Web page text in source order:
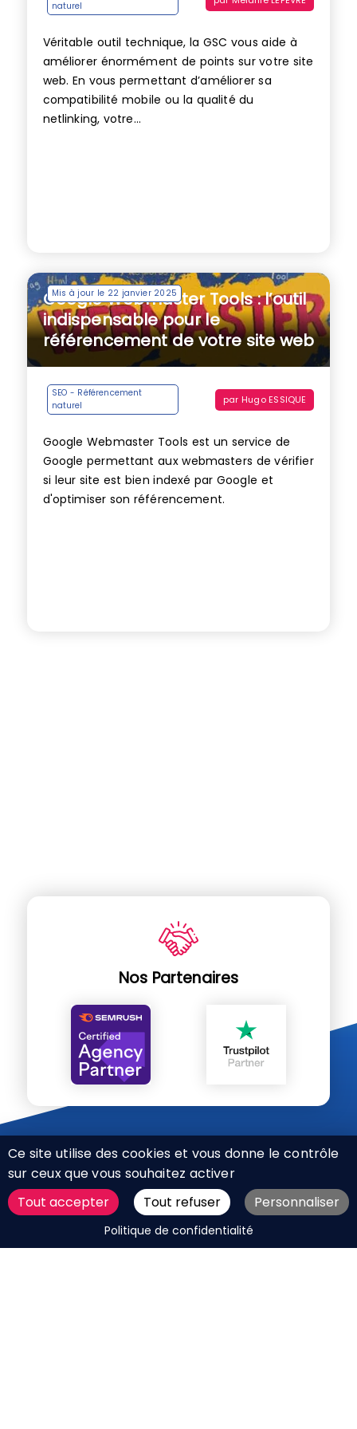
naturel
Véritable outil technique, la GSC vous aide à
améliorer énormément de points sur votre site
web. En vous permettant d’améliorer sa
compatibilité mobile ou la qualité du
netlinking, votre...
Mis à jour le 22 janvier 2025
Google Webmaster Tools : l’outil
indispensable pour le
référencement de votre site web
SEO - Référencement
naturel
par Hugo ESSIQUE
Google Webmaster Tools est un service de
Google permettant aux webmasters de vérifier
si leur site est bien indexé par Google et
d'optimiser son référencement.
DEMANDER UN DEVIS
Nos Partenaires
CHARTE RÉSEAUX SOCIAUX
MENTIONS LÉGALES
Ce site utilise des cookies et vous donne le contrôle
sur ceux que vous souhaitez activer
Tout accepter
Tout refuser Personnaliser
Politique de confidentialité